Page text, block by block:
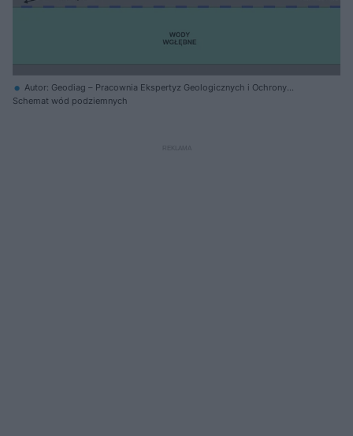
Autor: Geodiag – Pracownia Ekspertyz Geologicznych i Ochrony
Środowiska
Schemat wód podziemnych